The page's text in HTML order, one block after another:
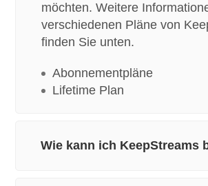
möchten. Weitere
verschiedenen Pläne von
finden Sie unten.
Abonnementpläne
Lifetime Plan
Wie kann ich KeepStreams